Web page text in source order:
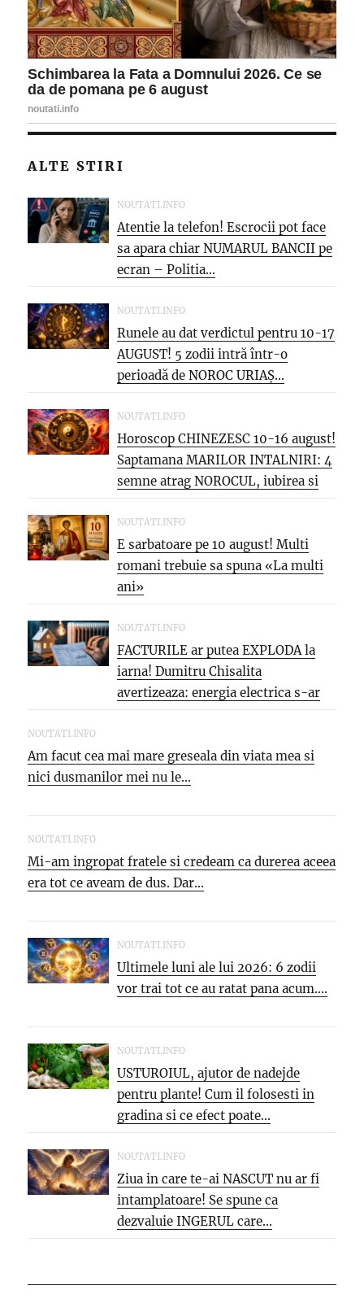
ALTE STIRI
NOUTATI.INFO
Atentie la telefon! Escrocii pot face
sa apara chiar NUMARUL BANCII pe
ecran – Politia...
NOUTATI.INFO
Runele au dat verdictul pentru 10-17
AUGUST! 5 zodii intră într-o
perioadă de NOROC URIAȘ...
NOUTATI.INFO
Horoscop CHINEZESC 10-16 august!
Saptamana MARILOR INTALNIRI: 4
semne atrag NOROCUL, iubirea si
oportunitatea care...
NOUTATI.INFO
E sarbatoare pe 10 august! Multi
romani trebuie sa spuna «La multi
ani»
NOUTATI.INFO
FACTURILE ar putea EXPLODA la
iarna! Dumitru Chisalita
avertizeaza: energia electrica s-ar
putea SCUMPI cu...
NOUTATI.INFO
Am facut cea mai mare greseala din viata mea si
nici dusmanilor mei nu le...
NOUTATI.INFO
Mi-am ingropat fratele si credeam ca durerea aceea
era tot ce aveam de dus. Dar...
NOUTATI.INFO
Ultimele luni ale lui 2026: 6 zodii
vor trai tot ce au ratat pana acum....
NOUTATI.INFO
USTUROIUL, ajutor de nadejde
pentru plante! Cum il folosesti in
gradina si ce efect poate...
NOUTATI.INFO
Ziua in care te-ai NASCUT nu ar fi
intamplatoare! Se spune ca
dezvaluie INGERUL care...